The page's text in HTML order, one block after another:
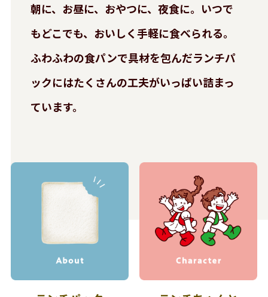
朝に、お昼に、おやつに、夜食に。いつで
もどこでも、おいしく手軽に食べられる。
ふわふわの食パンで具材を包んだランチパ
ックにはたくさんの工夫がいっぱい詰まっ
ています。